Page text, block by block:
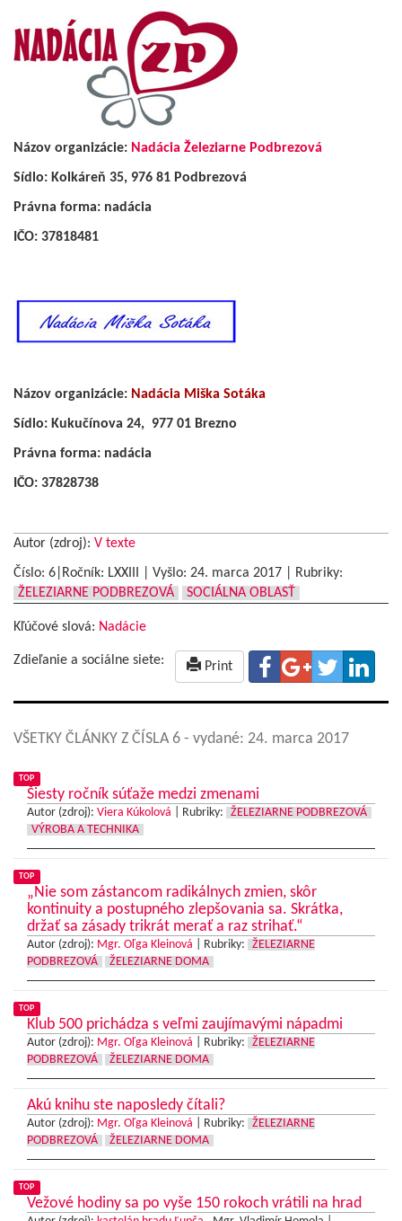
Názov organizácie: Nadácia Železiarne Podbrezová
Sídlo: Kolkáreň 35, 976 81 Podbrezová
Právna forma: nadácia
IČO: 37818481
Názov organizácie: Nadácia Miška Sotáka
Sídlo: Kukučínova 24, 977 01 Brezno
Právna forma: nadácia
IČO: 37828738
Autor (zdroj): V texte
Číslo: 6|Ročník: LXXIII | Vyšlo: 24. marca 2017
Rubriky:
ŽELEZIARNE PODBREZOVÁ
SOCIÁLNA OBLASŤ
Kľúčové slová: Nadácie
Zdieľanie a sociálne siete: Print
VŠETKY ČLÁNKY Z ČÍSLA 6 - vydané: 24. marca 2017
TOP
Šiesty ročník súťaže medzi zmenami
Autor (zdroj): Viera Kúkolová Rubriky:
ŽELEZIARNE PODBREZOVÁ
VÝROBA A TECHNIKA
TOP
„Nie som zástancom radikálnych zmien, skôr
kontinuity a postupného zlepšovania sa. Skrátka,
držať sa zásady trikrát merať a raz strihať.“
Autor (zdroj): Mgr. Oľga Kleinová Rubriky:
ŽELEZIARNE
PODBREZOVÁ
ŽELEZIARNE DOMA
TOP
Klub 500 prichádza s veľmi zaujímavými nápadmi
Autor (zdroj): Mgr. Oľga Kleinová Rubriky:
ŽELEZIARNE
PODBREZOVÁ
ŽELEZIARNE DOMA
Akú knihu ste naposledy čítali?
Autor (zdroj): Mgr. Oľga Kleinová Rubriky:
ŽELEZIARNE
PODBREZOVÁ
ŽELEZIARNE DOMA
TOP
Vežové hodiny sa po vyše 150 rokoch vrátili na hrad